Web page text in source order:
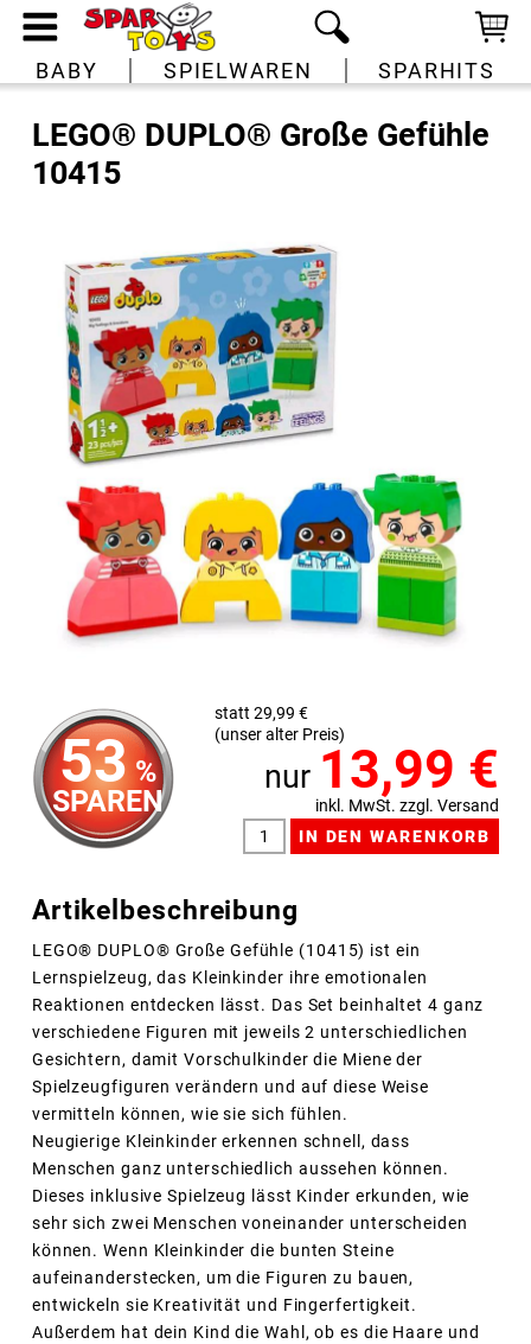
BABY SPIELWAREN SPARHITS
LEGO® DUPLO® Große Gefühle
10415
53 %
SPAREN
statt 29,99 €
(unser alter Preis)
nur 13,99 €
inkl. MwSt. zzgl. Versand
Artikelbeschreibung
LEGO® DUPLO® Große Gefühle (10415) ist ein
Lernspielzeug, das Kleinkinder ihre emotionalen
Reaktionen entdecken lässt. Das Set beinhaltet 4 ganz
verschiedene Figuren mit jeweils 2 unterschiedlichen
Gesichtern, damit Vorschulkinder die Miene der
Spielzeugfiguren verändern und auf diese Weise
vermitteln können, wie sie sich fühlen.
Neugierige Kleinkinder erkennen schnell, dass
Menschen ganz unterschiedlich aussehen können.
Dieses inklusive Spielzeug lässt Kinder erkunden, wie
sehr sich zwei Menschen voneinander unterscheiden
können. Wenn Kleinkinder die bunten Steine
aufeinanderstecken, um die Figuren zu bauen,
entwickeln sie Kreativität und Fingerfertigkeit.
Außerdem hat dein Kind die Wahl, ob es die Haare und